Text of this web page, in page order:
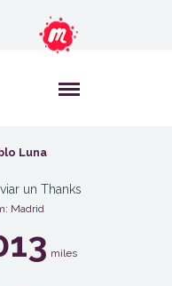
Luna
un Thanks
Madrid
miles